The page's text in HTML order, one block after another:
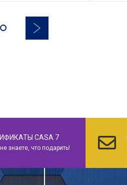
CASA 7
знаете, что подарить!